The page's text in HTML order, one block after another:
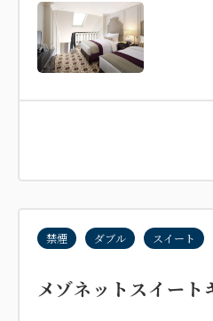
禁煙 ダブル スイート
メゾネットスイート